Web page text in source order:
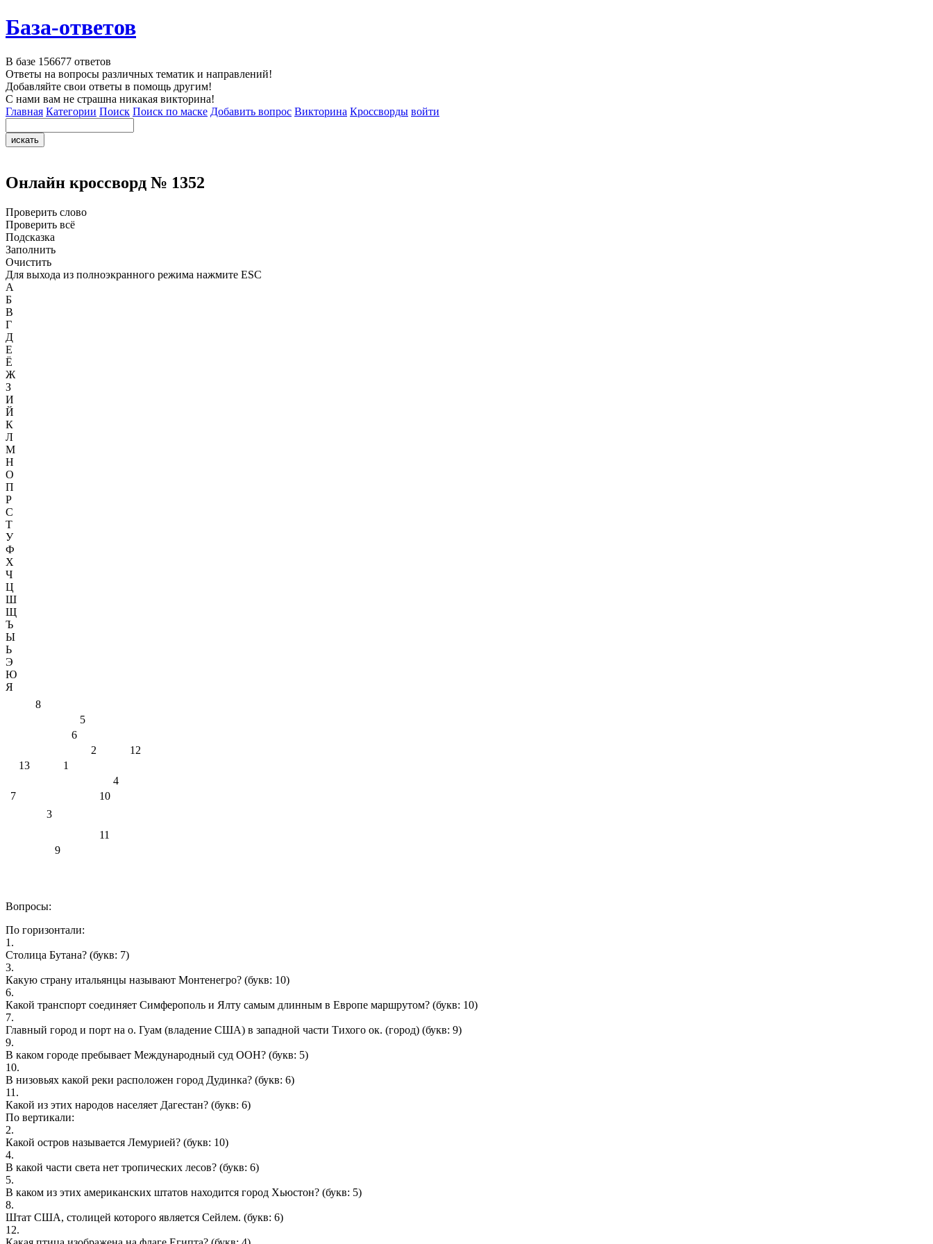
База-ответов
В базе 156677 ответов
Ответы на вопросы различных тематик и направлений!
Добавляйте свои ответы в помощь другим!
С нами вам не страшна никакая викторина!
Главная Категории Поиск Поиск по маске Добавить вопрос Викторина Кроссворды войти
Онлайн кроссворд № 1352
Проверить слово
Проверить всё
Подсказка
Заполнить
Очистить
Для выхода из полноэкранного режима нажмите ESC
А
Б
В
Г
Д
Е
Ё
Ж
З
И
Й
К
Л
М
Н
О
П
Р
С
Т
У
Ф
Х
Ч
Ц
Ш
Щ
Ъ
Ы
Ь
Э
Ю
Я
8
5
6
2
12
13
1
4
7
10
3
11
9
Вопросы:
По горизонтали:
1.
Столица Бутана? (букв: 7)
3.
Какую страну итальянцы называют Монтенегро? (букв: 10)
6.
Какой транспорт соединяет Симферополь и Ялту самым длинным в Европе маршрутом? (букв: 10)
7.
Главный город и порт на о. Гуам (владение США) в западной части Тихого ок. (город) (букв: 9)
9.
В каком городе пребывает Международный суд ООН? (букв: 5)
10.
В низовьях какой реки расположен город Дудинка? (букв: 6)
11.
Какой из этих народов населяет Дагестан? (букв: 6)
По вертикали:
2.
Какой остров называется Лемурией? (букв: 10)
4.
В какой части света нет тропических лесов? (букв: 6)
5.
В каком из этих американских штатов находится город Хьюстон? (букв: 5)
8.
Штат США, столицей которого является Сейлем. (букв: 6)
12.